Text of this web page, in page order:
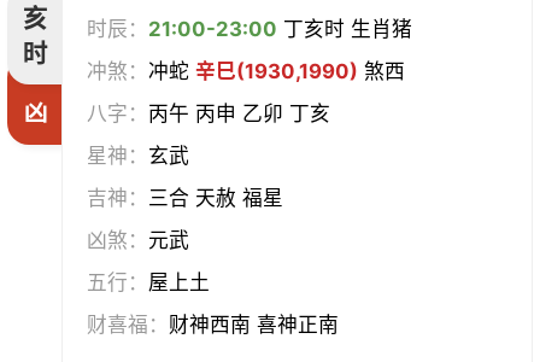
亥
时
凶
时辰： 21:00-23:00 丁亥时 生肖猪
冲煞：冲蛇辛巳(1930,1990) 煞西
八字： 丙午 丙申 乙卯 丁亥
星神： 玄武
吉神： 三合 天赦 福星
凶煞： 元武
五行： 屋上土
财喜福： 财神西南 喜神正南